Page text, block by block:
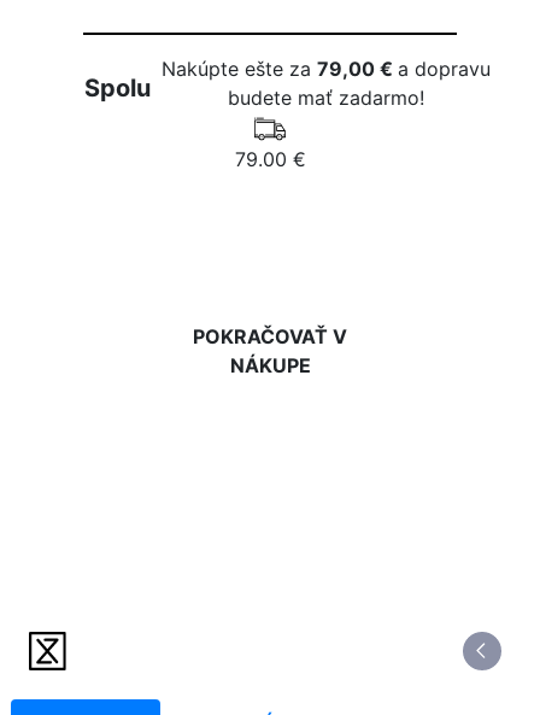
Spolu
Nakúpte ešte za79,00 €a dopravu
budete mať zadarmo!
79.00 €
POKRAČOVAŤ V
NÁKUPE